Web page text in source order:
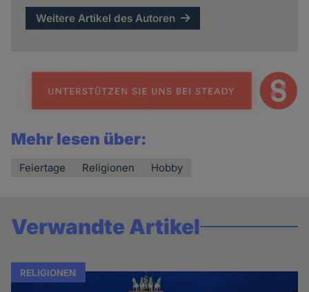
Weitere Artikel des Autoren
Mehr lesen über:
Feiertage Religionen Hobby
Verwandte Artikel
RELIGIONEN